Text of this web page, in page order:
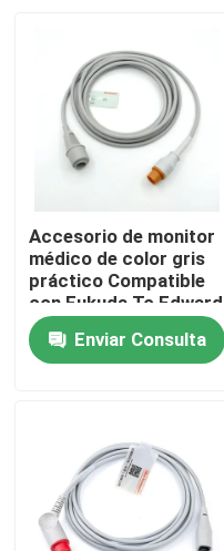
Inicio
Productos
Sobre nosotros
Control de Calidad
Contacto
Accesorio de monitor
médico de color gris
práctico Compatible
con Fukuda To Edward
Cable IBP multifunción
Enviar Consulta